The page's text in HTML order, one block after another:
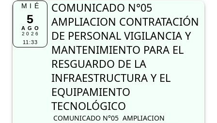
MIÉ
5
AGO
2026
11:33
COMUNICADO N°05
AMPLIACION CONTRATACIÓN
DE PERSONAL VIGILANCIA Y
MANTENIMIENTO PARA EL
RESGUARDO DE LA
INFRAESTRUCTURA Y EL
EQUIPAMIENTO
TECNOLÓGICO
COMUNICADO N°05 AMPLIACION